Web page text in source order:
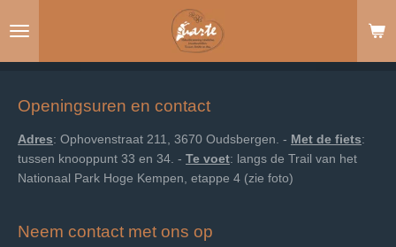
direct
Openingsuren en contact
Adres: Ophovenstraat 211, 3670 Oudsbergen. - Met de fiets:
tussen knooppunt 33 en 34. - Te voet: langs de Trail van het
Nationaal Park Hoge Kempen, etappe 4 (zie foto)
Neem contact met ons op